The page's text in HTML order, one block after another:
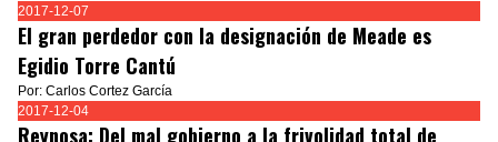
2017-12-07
El gran perdedor con la designación de Meade es
Egidio Torre Cantú
Por: Carlos Cortez García
2017-12-04
Reynosa: Del mal gobierno a la frivolidad total de